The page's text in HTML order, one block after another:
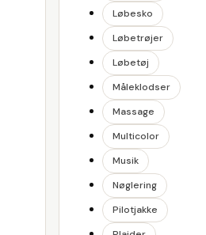
Løbesko
Løbetrøjer
Løbetøj
Måleklodser
Massage
Multicolor
Musik
Nøglering
Pilotjakke